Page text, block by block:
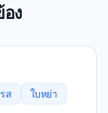
ง
ส
ใบหย่า